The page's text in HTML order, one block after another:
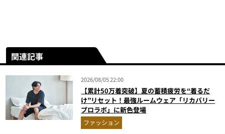
関連記事
2026/08/05 22:00
【累計50万着突破】夏の蓄積疲労を“着るだ
け”リセット！最強ルームウェア「リカバリー
プロラボ」に新色登場
ファッション